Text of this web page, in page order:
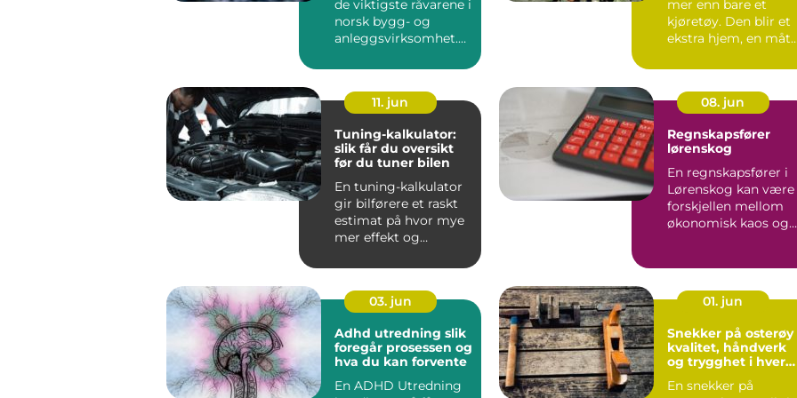
de viktigste råvarene i
norsk bygg- og
anleggsvirksomhet.
mer enn bare et
kjøretøy. Den blir et
ekstra hjem, en måte
11. jun
Tuning-kalkulator:
slik får du oversikt
før du tuner bilen
En tuning-kalkulator
gir bilførere et raskt
estimat på hvor mye
mer effekt og
hen...
08. jun
Regnskapsfører
lørenskog
En regnskapsfører i
Lørenskog kan være
forskjellen mellom
økonomisk kaos og
03. jun
Adhd utredning slik
foregår prosessen og
hva du kan forvente
En ADHD Utredning
01. jun
Snekker på osterøy
kvalitet, håndverk
og trygghet i hver
En snekker på